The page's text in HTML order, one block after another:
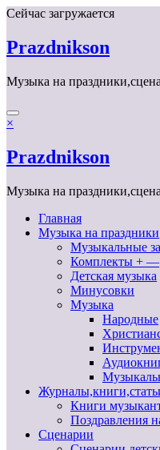
Перейти
содержимому
Сейчас загружается
Prazdnikson
Музыка на
×
Prazdnikson
Музыка на
Главная
Музыка на праздники
Музыкальные
Комплекты + —
Детская музыка
Минусовки
Музыка
Народные
Книги
Поздравления
Сценарии